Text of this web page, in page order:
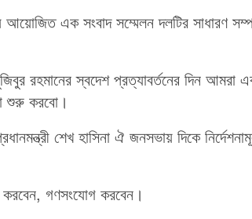
আয়োজিত এক সংবাদ সম্মেলন দলটির সাধারণ
রহমানের স্বদেশ প্রত্যাবর্তনের দিন আমরা
শুরু করবো।
শেখ হাসিনা ঐ জনসভায় দিকে
করবেন, গণসংযোগ করবেন।